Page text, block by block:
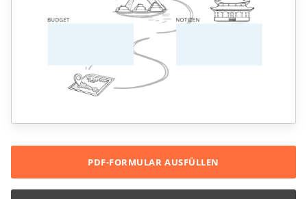
PDF-FORMULAR AUSFÜLLEN